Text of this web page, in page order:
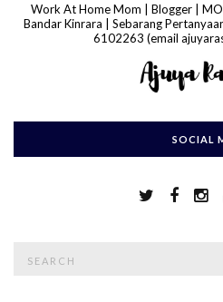
Work At Home Mom | Blogger |
Bandar Kinrara | Sebarang
6102263 (email
SOCIAL